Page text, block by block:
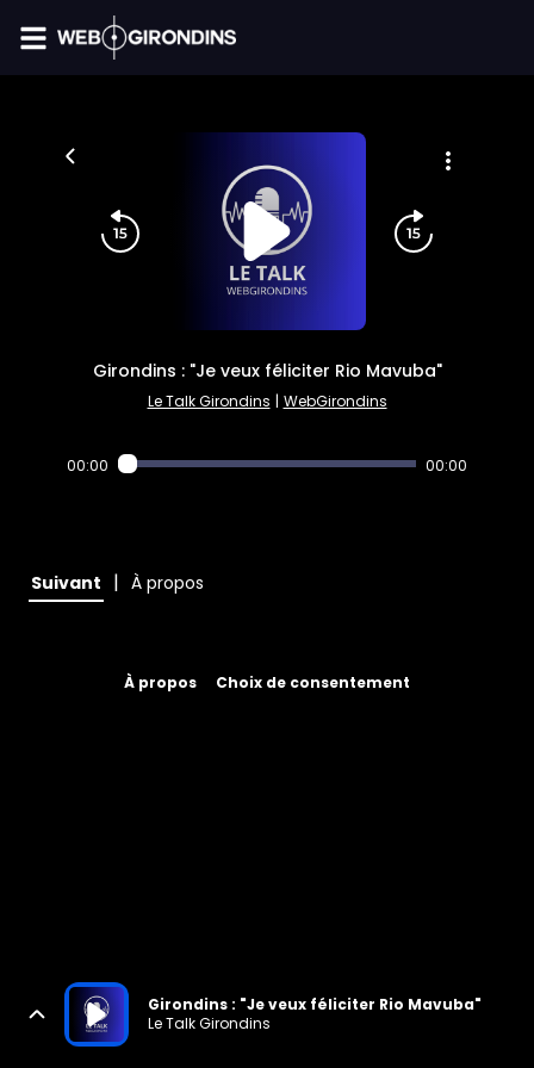
Girondins : "Je veux féliciter Rio Mavuba"
Le Talk Girondins | WebGirondins
00:00 00:00
Suivant | À propos
À propos Choix de consentement
Girondins : "Je veux féliciter Rio Mavuba"
Le Talk Girondins